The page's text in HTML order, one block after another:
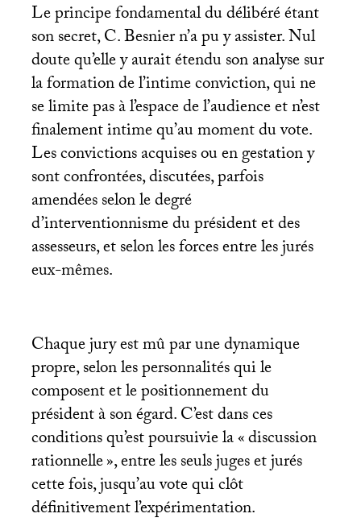
Le principe fondamental du délibéré étant
son secret, C. Besnier n’a pu y assister. Nul
doute qu’elle y aurait étendu son analyse sur
la formation de l’intime conviction, qui ne
se limite pas à l’espace de l’audience et n’est
finalement intime qu’au moment du vote.
Les convictions acquises ou en gestation y
sont confrontées, discutées, parfois
amendées selon le degré
d’interventionnisme du président et des
assesseurs, et selon les forces entre les jurés
eux-mêmes.
Chaque jury est mû par une dynamique
propre, selon les personnalités qui le
composent et le positionnement du
président à son égard. C’est dans ces
conditions qu’est poursuivie la «discussion
rationnelle», entre les seuls juges et jurés
cette fois, jusqu’au vote qui clôt
définitivement l’expérimentation.